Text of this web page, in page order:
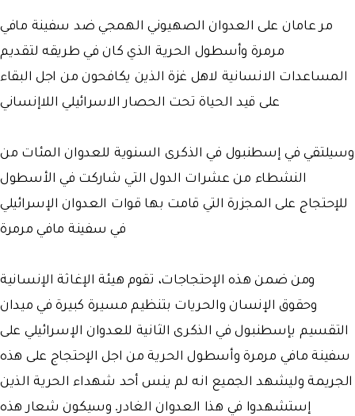
مر عامان على العدوان الصهيوني الهمجي ضد سفينة مافي
مرمرة وأسطول الحرية الذي كان في طريقه لتقديم
المساعدات الانسانية لاهل غزة الذين يكافحون من اجل البقاء
على قيد الحياة تحت الحصار الاسرائيلي اللاإنساني
وسيلتقي في إسطنبول في الذكرى السنوية للعدوان المئات من
النشطاء من عشرات الدول التي شاركت في الأسطول
للإحتجاج على المجزرة التي قامت بها قوات العدوان الإسرائيلي
في سفينة مافي مرمرة
ومن ضمن هذه الإحتجاجات، تقوم هيئة الإغاثة الإنسانية
وحقوق الإنسان والحريات بتنظيم مسيرة كبيرة في ميدان
التقسيم بإسطنبول في الذكرى الثانية للعدوان الإسرائيلي على
سفينة مافي مرمرة وأسطول الحرية من اجل الإحتجاج على هذه
الجريمة وليشهد الجميع انه لم ينس أحد شهداء الحرية الذين
إستشهدوا في هذا العدوان الغادر. وسيكون شعار هذه